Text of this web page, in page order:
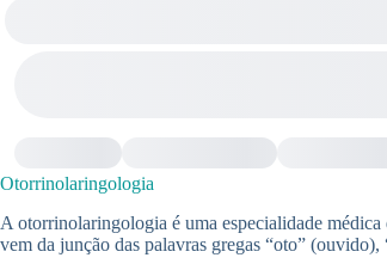
Otorrinolaringologia
A otorrinolaringologia é uma especialidade
vem da junção das palavras gregas “oto”